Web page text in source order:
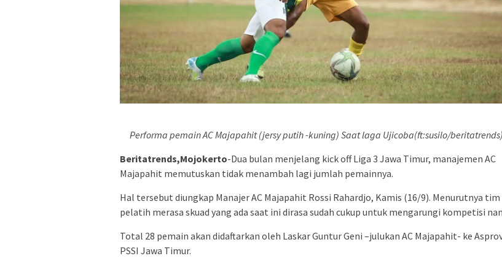
Performa pemain AC Majapahit (jersy putih -kuning) Saat laga Ujicoba(ft:susilo/beritatrends)
Beritatrends,Mojokerto-Dua bulan menjelang kick off Liga 3 Jawa Timur, manajemen AC
Majapahit memutuskan tidak menambah lagi jumlah pemainnya.
Hal tersebut diungkap Manajer AC Majapahit Rossi Rahardjo, Kamis (16/9). Menurutnya tim
pelatih merasa skuad yang ada saat ini dirasa sudah cukup untuk mengarungi kompetisi
Total 28 pemain akan didaftarkan oleh Laskar Guntur Geni –julukan AC Majapahit- ke
PSSI Jawa Timur.